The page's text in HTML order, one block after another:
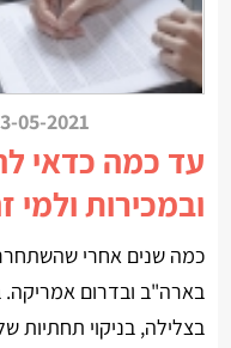
05-2021
עד כמה כדאי
ובמכירות
כמה שנים אחרי
בארה"ב ובדרום אמריקה.
בצלילה, בניקוי תחתיות